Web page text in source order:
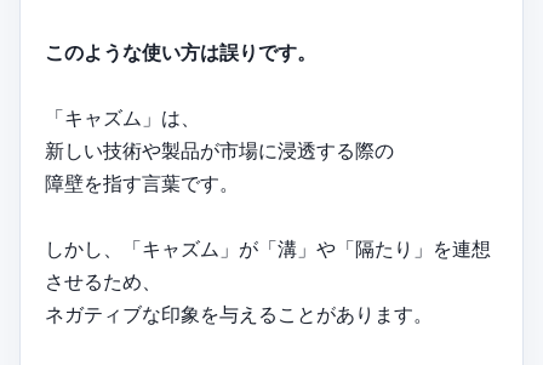
このような使い方は誤りです。
「キャズム」は、
新しい技術や製品が市場に浸透する際の
障壁を指す言葉です。
しかし、「キャズム」が「溝」や「隔たり」を連想
させるため、
ネガティブな印象を与えることがあります。